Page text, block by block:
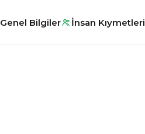
Genel Bilgiler İnsan Kıymetleri